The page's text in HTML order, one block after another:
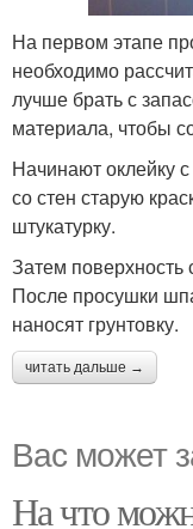
На первом этапе
необходимо
лучше брать с
материала, чтобы
Начинают оклейку
со стен старую
штукатурку.
Затем поверхность
После просушки
наносят грунтовку.
читать дальше →
Вас может
На что